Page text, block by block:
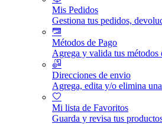
Mis Pedidos
Gestiona tus pedidos,
Métodos de Pago
Agrega y valida tus métodos
Direcciones de envio
Agrega, edita y/o elimina
Mi lista de Favoritos
Guarda y revisa tus